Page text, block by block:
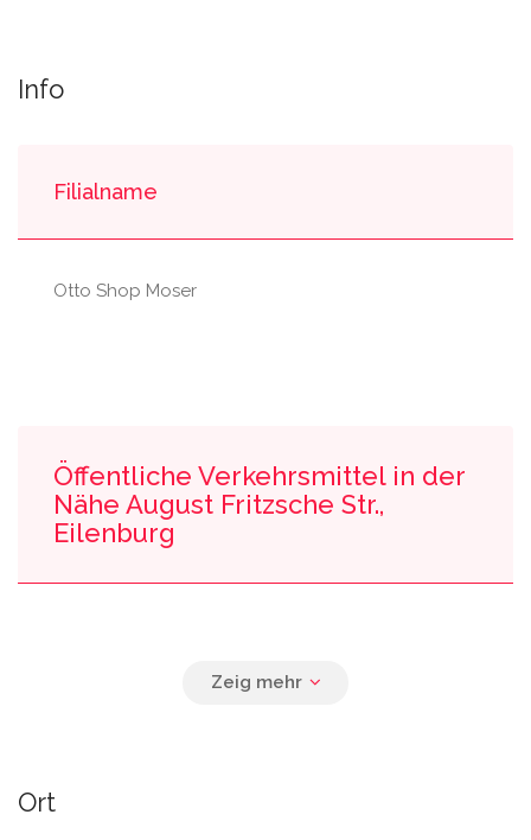
Info
Filialname
Otto Shop Moser
Öffentliche Verkehrsmittel in der
Nähe August Fritzsche Str.,
Eilenburg
Ort